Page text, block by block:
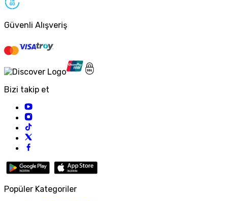
Güvenli Alışveriş
Bizi takip et
Popüler Kategoriler